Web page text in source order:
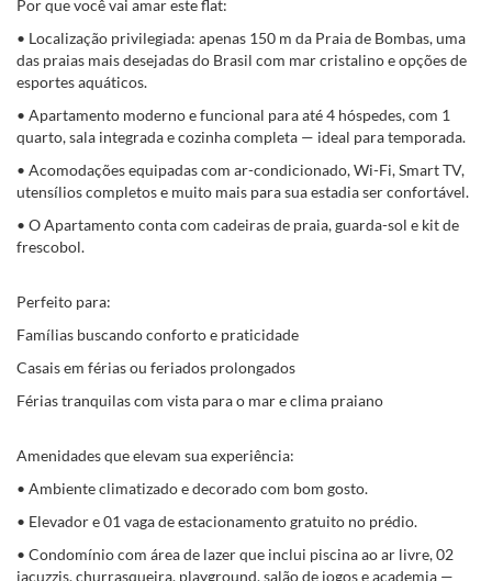
Por que você vai amar este flat:
• Localização privilegiada: apenas 150 m da Praia de Bombas, uma
das praias mais desejadas do Brasil com mar cristalino e opções de
esportes aquáticos.
• Apartamento moderno e funcional para até 4 hóspedes, com 1
quarto, sala integrada e cozinha completa — ideal para temporada.
• Acomodações equipadas com ar-condicionado, Wi-Fi, Smart TV,
utensílios completos e muito mais para sua estadia ser confortável.
• O Apartamento conta com cadeiras de praia, guarda-sol e kit de
frescobol.
Perfeito para:
Famílias buscando conforto e praticidade
Casais em férias ou feriados prolongados
Férias tranquilas com vista para o mar e clima praiano
Amenidades que elevam sua experiência:
• Ambiente climatizado e decorado com bom gosto.
• Elevador e 01 vaga de estacionamento gratuito no prédio.
• Condomínio com área de lazer que inclui piscina ao ar livre, 02
jacuzzis, churrasqueira, playground, salão de jogos e academia —